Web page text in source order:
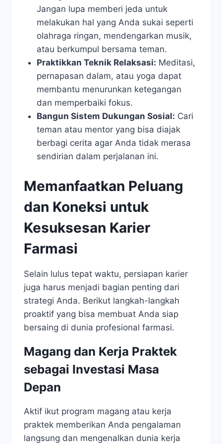
Jangan lupa memberi jeda untuk
melakukan hal yang Anda sukai seperti
olahraga ringan, mendengarkan musik,
atau berkumpul bersama teman.
Praktikkan Teknik Relaksasi: Meditasi,
pernapasan dalam, atau yoga dapat
membantu menurunkan ketegangan
dan memperbaiki fokus.
Bangun Sistem Dukungan Sosial: Cari
teman atau mentor yang bisa diajak
berbagi cerita agar Anda tidak merasa
sendirian dalam perjalanan ini.
Memanfaatkan Peluang
dan Koneksi untuk
Kesuksesan Karier
Farmasi
Selain lulus tepat waktu, persiapan karier
juga harus menjadi bagian penting dari
strategi Anda. Berikut langkah-langkah
proaktif yang bisa membuat Anda siap
bersaing di dunia profesional farmasi.
Magang dan Kerja Praktek
sebagai Investasi Masa
Depan
Aktif ikut program magang atau kerja
praktek memberikan Anda pengalaman
langsung dan mengenalkan dunia kerja